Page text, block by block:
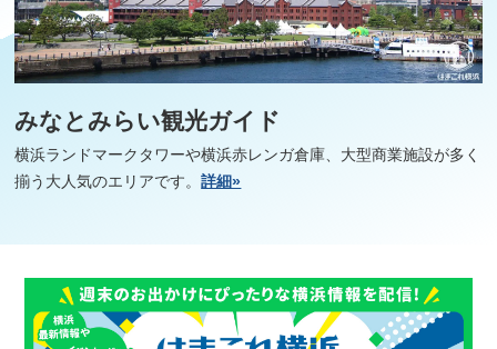
みなとみらい観光ガイド
横浜ランドマークタワーや横浜赤レンガ倉庫、大型商業施設が多く
揃う大人気のエリアです。詳細»